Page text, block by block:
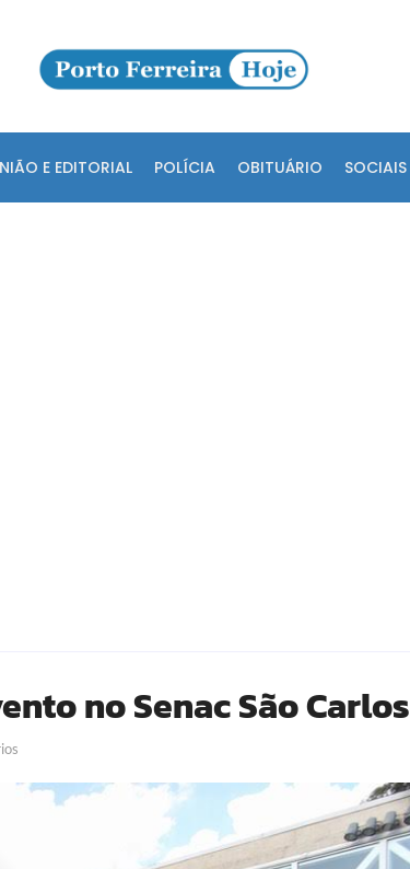
E EDITORIAL POLÍCIA OBITUÁRIO SOCIAIS
no Senac São Carlos